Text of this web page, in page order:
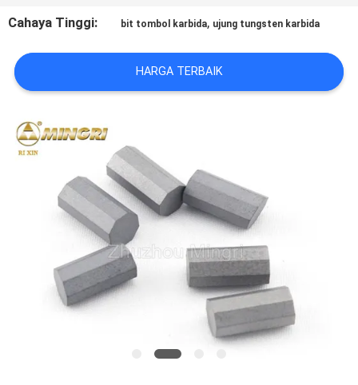
QUOTE
SUATU
SITEMAP
PRIVACY
POLICY
Cahaya Tinggi: bit tombol karbida, ujung tungsten karbida
HARGA TERBAIK